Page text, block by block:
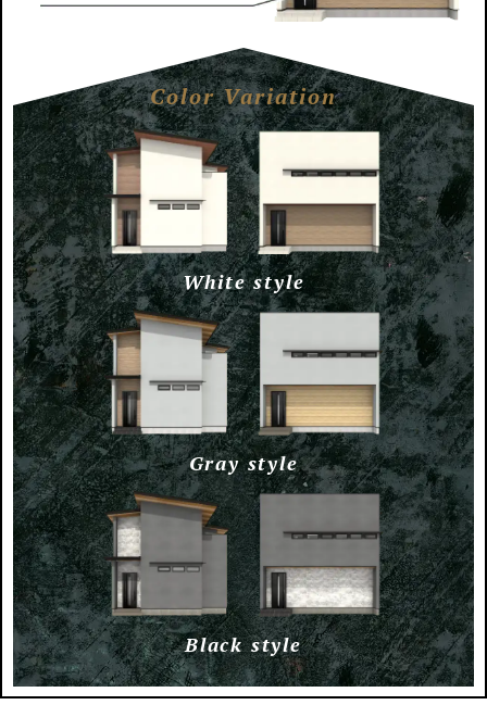
Color Variation
White style
Gray style
Black style